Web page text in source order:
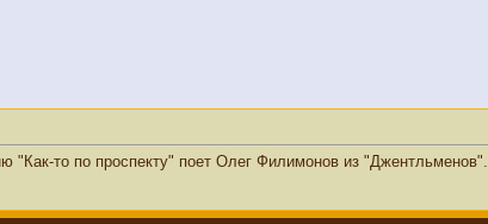
"Как-то по проспекту" поет Олег Филимонов из "Джентльменов".